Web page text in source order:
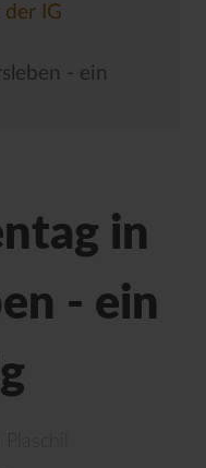
der IG
- ein
in
- ein
Plaschil